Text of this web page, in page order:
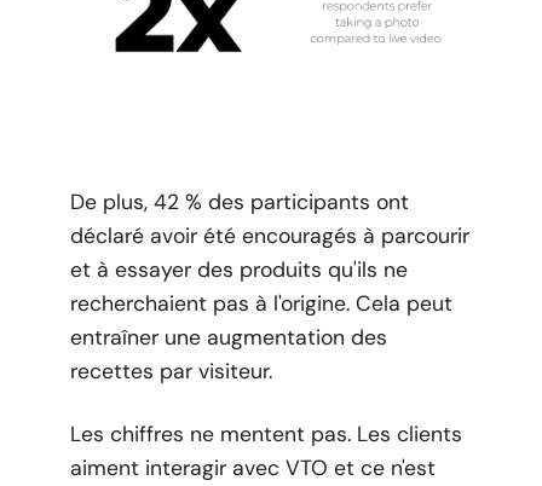
De plus, 42 % des participants ont
déclaré avoir été encouragés à parcourir
et à essayer des produits qu'ils ne
recherchaient pas à l'origine. Cela peut
entraîner une augmentation des
recettes par visiteur.
Les chiffres ne mentent pas. Les clients
aiment interagir avec VTO et ce n'est